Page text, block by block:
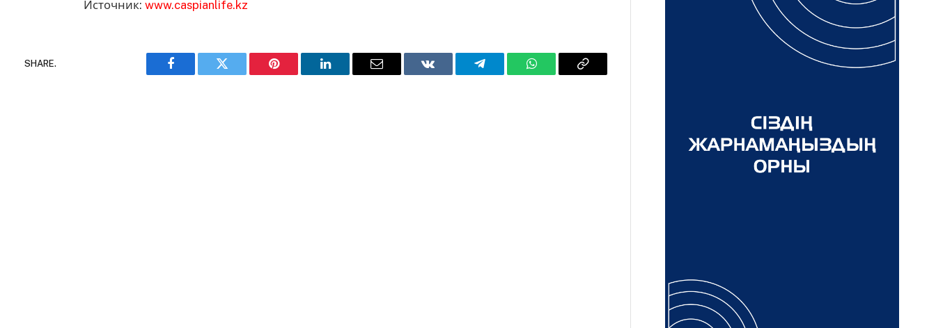
Источник: www.caspianlife.kz
SHARE.
Facebook Twitter Pinterest LinkedIn Email VKontakteTelegram WhatsAppCopy